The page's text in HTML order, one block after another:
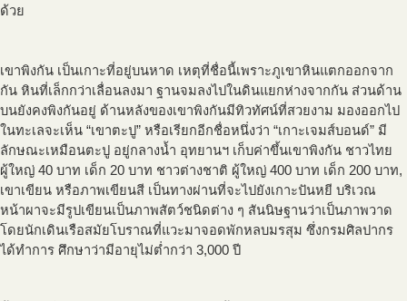
ด้วย
เขาพิงกัน เป็นเกาะที่อยู่บนหาด เหตุที่ชื่อนี้เพราะภูเขาหินแตกออกจาก
กัน หินที่เล็กกว่าเลื่อนลงมา ฐานจมลงไปในดินแยกห่างจากกัน ส่วนด้าน
บนยังคงพิงกันอยู่ ด้านหลังของเขาพิงกันมีทิวทัศน์ที่สวยงาม มองออกไป
ในทะเลจะเห็น “เขาตะปู” หรือเรียกอีกชื่อหนึ่งว่า “เกาะเจมส์บอนด์” มี
ลักษณะเหมือนตะปู อยู่กลางน้ำ อุทยานฯ เก็บค่าขึ้นเขาพิงกัน ชาวไทย
ผู้ใหญ่ 40 บาท เด็ก 20 บาท ชาวต่างชาติ ผู้ใหญ่ 400 บาท เด็ก 200 บาท,
เขาเขียน หรือภาพเขียนสี เป็นทางผ่านที่จะไปยังเกาะปันหยี บริเวณ
หน้าผาจะมีรูปเขียนเป็นภาพสัตว์ชนิดต่าง ๆ สันนิษฐานว่าเป็นภาพวาด
โดยนักเดินเรือสมัยโบราณที่แวะมาจอดพักหลบมรสุม ซึ่งกรมศิลปากร
ได้ทำการ ศึกษาว่ามีอายุไม่ต่ำกว่า 3,000 ปี